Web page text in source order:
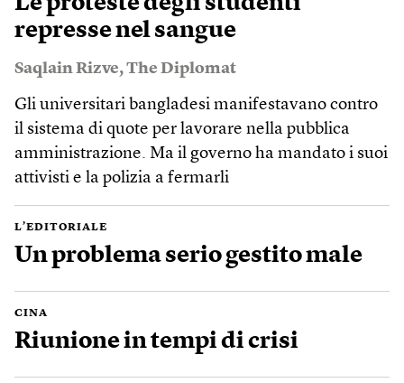
represse nel sangue
Saqlain Rizve,The Diplomat
Gli universitari bangladesi manifestavano contro
il sistema di quote per lavorare nella pubblica
amministrazione. Ma il governo ha mandato i suoi
attivisti e la polizia a fermarli
L’EDITORIALE
Un problema serio gestito male
CINA
Riunione in tempi di crisi